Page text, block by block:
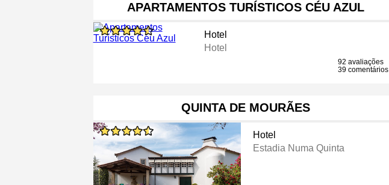
APARTAMENTOS TURÍSTICOS CÉU AZUL
Hotel
Hotel
92 avaliações
39 comentários
QUINTA DE MOURÃES
Hotel
Estadia Numa Quinta